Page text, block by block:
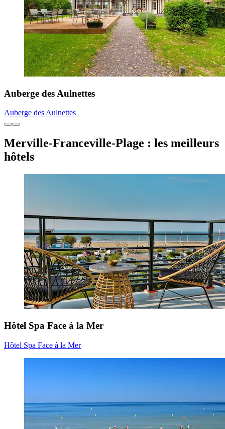
Auberge des Aulnettes
Auberge des Aulnettes
Merville-Franceville-Plage : les meilleurs
hôtels
Hôtel Spa Face à la Mer
Hôtel Spa Face à la Mer